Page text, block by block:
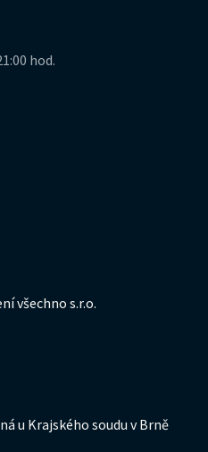
hod.
všechno s.r.o.
u Krajského soudu v Brně